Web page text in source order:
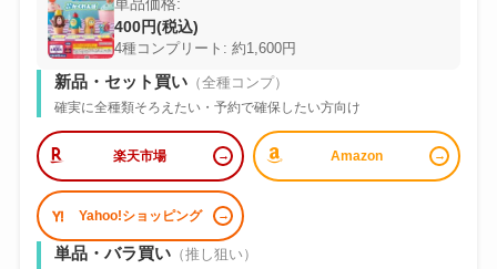
400円(税込)
4種コンプリート: 約1,600円
新品・セット買い（全種コンプ）
確実に全種類そろえたい・予約で確保したい方向け
楽天市場 Amazon
Yahoo!ショッピング
単品・バラ買い（推し狙い）